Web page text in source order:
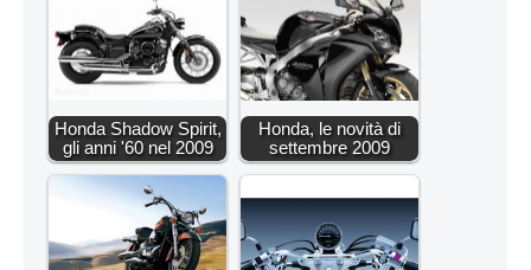
Honda Shadow Spirit,
gli anni '60 nel 2009
Honda, le novità di
settembre 2009